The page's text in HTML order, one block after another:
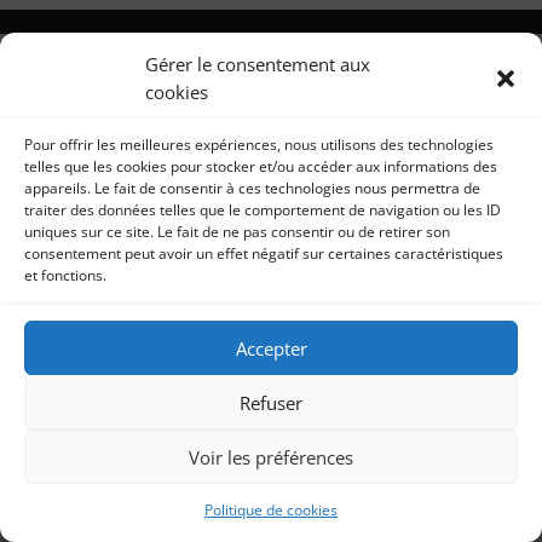
Gérer le consentement aux
cookies
Pour offrir les meilleures expériences, nous utilisons des technologies
telles que les cookies pour stocker et/ou accéder aux informations des
appareils. Le fait de consentir à ces technologies nous permettra de
traiter des données telles que le comportement de navigation ou les ID
uniques sur ce site. Le fait de ne pas consentir ou de retirer son
consentement peut avoir un effet négatif sur certaines caractéristiques
et fonctions.
Accepter
Refuser
Voir les préférences
Politique de cookies